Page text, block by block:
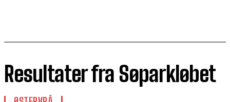
Resultater fra Søparkløbet